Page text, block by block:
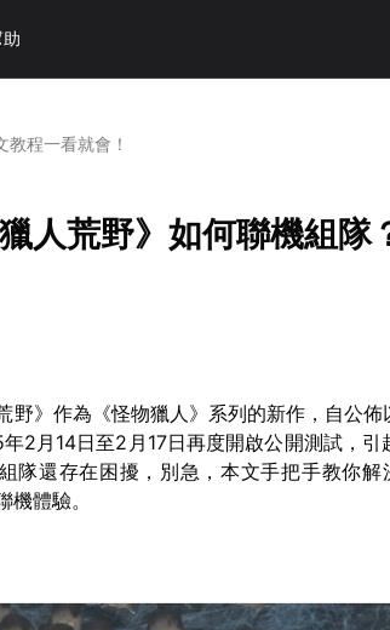
教程一看就會！
獵人荒野》如何聯機組
野》作為《怪物獵人》系列的新作，自公
2月14日至2月17日再度開啟公開測試，
隊還存在困擾，別急，本文手把手教你
機體驗。